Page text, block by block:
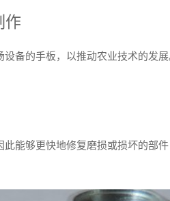
作
备的手板，以推动农业技术的发
此能够更快地修复磨损或损坏的部